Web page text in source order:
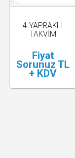
4 YAPRAKLI
TAKVİM
Fiyat
Sorunuz TL
+ KDV